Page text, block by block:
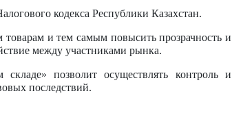
кодекса Республики Казахстан.
и тем самым повысить прозрачность и
между участниками рынка.
позволит осуществлять контроль и
последствий.